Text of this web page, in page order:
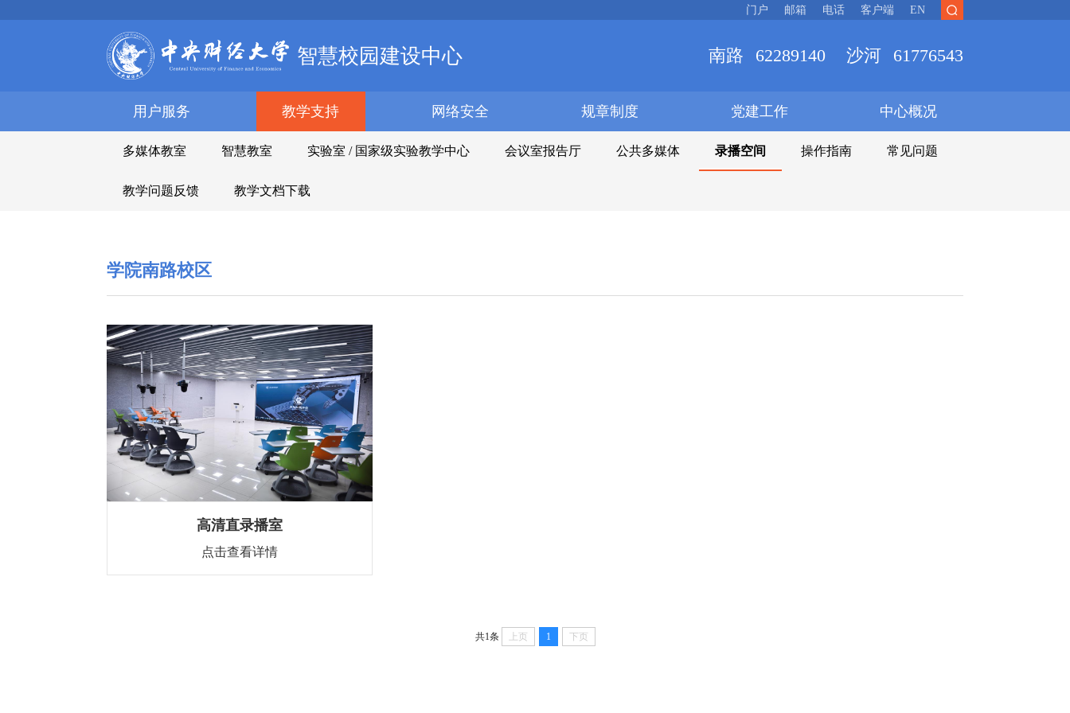
门户 邮箱 电话 客户端 EN
智慧校园建设中心 南路 62289140 沙河 61776543
用户服务 教学支持 网络安全 规章制度 党建工作 中心概况
多媒体教室 智慧教室 实验室 / 国家级实验教学中心 会议室报告厅 公共多媒体 录播空间 操作指南 常见问题
教学问题反馈 教学文档下载
学院南路校区
高清直录播室
点击查看详情
共1条 上页 1 下页